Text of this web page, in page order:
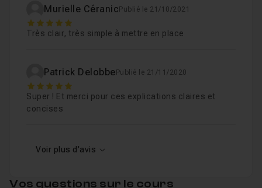
Murielle Céranic Publié le 21/10/2021
5
Très clair, très simple à mettre en place
Patrick Delobbe Publié le 21/11/2020
5
Super ! Et merci pour ces explications claires et
concises
Voir plus d'avis
Vos questions sur le cours